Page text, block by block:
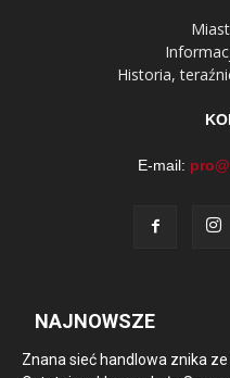
Historia,
E-mail:
NAJNOWSZE
Znana sieć handlowa znika